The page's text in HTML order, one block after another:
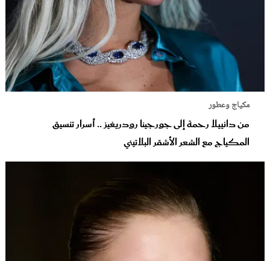
مكياج وعطور
من دانييلا رحمة إلى جورجينا رودريغيز .. أسرار تنسيق
المكياج مع الشعر الأشقر البلاتيني